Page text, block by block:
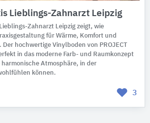
Lieblings-Zahnarzt Leipzig
Zahnarzt Leipzig zeigt, wie
für Wärme, Komfort und
Der hochwertige Vinylboden von PROJECT
in das moderne Farb- und Raumkonzept
Atmosphäre, in der
können.
3